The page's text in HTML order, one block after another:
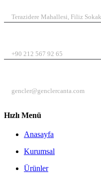
Terazidere Mahallesi, Filiz
+90 212 567 92 65
gencler@genclercanta.com
Hızlı Menü
Anasayfa
Kurumsal
Ürünler